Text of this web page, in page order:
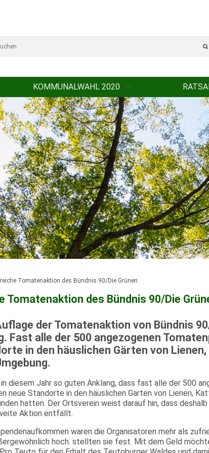
KOMMUNALWAHL 2020
Tomatenaktion des Bündnis 90/Die Grünen
Tomatenaktion des Bündnis 90/Die
der Tomatenaktion von Bündnis
Fast alle der 500 angezogenen
in den häuslichen Gärten von
diesem Jahr so guten Anklang, dass fast alle der 500
neue Standorte in den häuslichen Gärten von Lienen,
hatten. Der Ortsverein weist darauf hin, dass
Aktion entfällt.
waren die Organisatoren mehr als
hoch. stellten sie fest. Mit dem Geld